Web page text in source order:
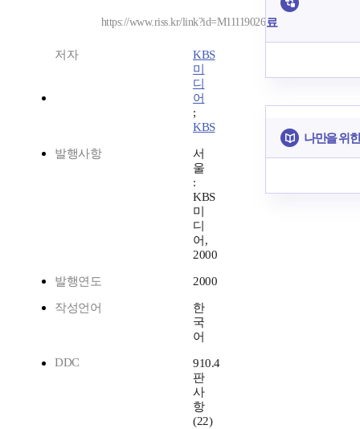
https://www.riss.kr/link?id=M11119026
저자
KBS
미
디
어
;
KBS
발행사항
서
울
:
KBS
미
디
어,
2000
발행연도 2000
작성언어
한
국
어
DDC
910.4
판
사
항
(22)
료
나만을 위